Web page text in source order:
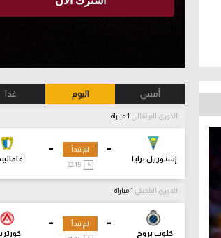
أمس اليوم غدا
الدوري البرتغالي
-
إشتوريل برايا
-
لم تبدأ
22:15
الدوري البلجيكي
-
كلوب بروج
-
لم تبدأ